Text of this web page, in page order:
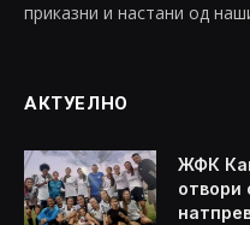
приказни и настани од
АКТУЕЛНО
ЖФК
отвори